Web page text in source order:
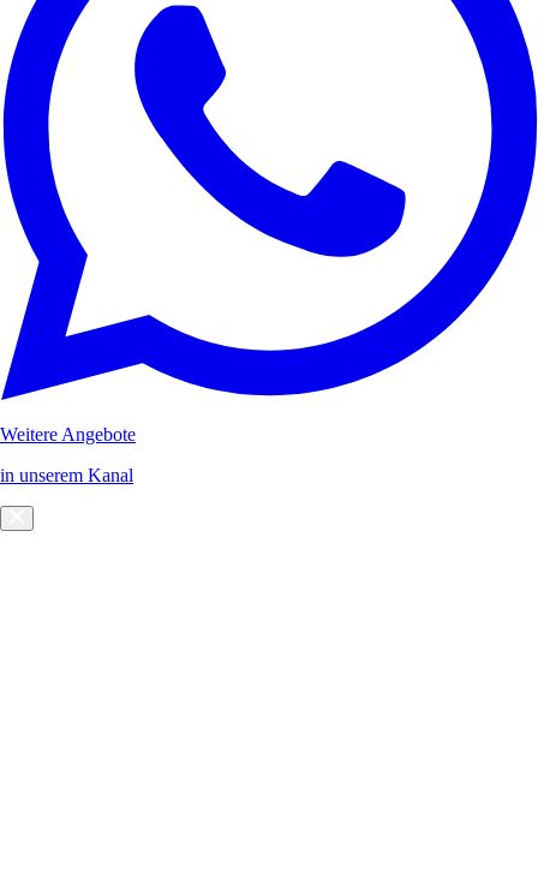
Weitere Angebote
in unserem Kanal